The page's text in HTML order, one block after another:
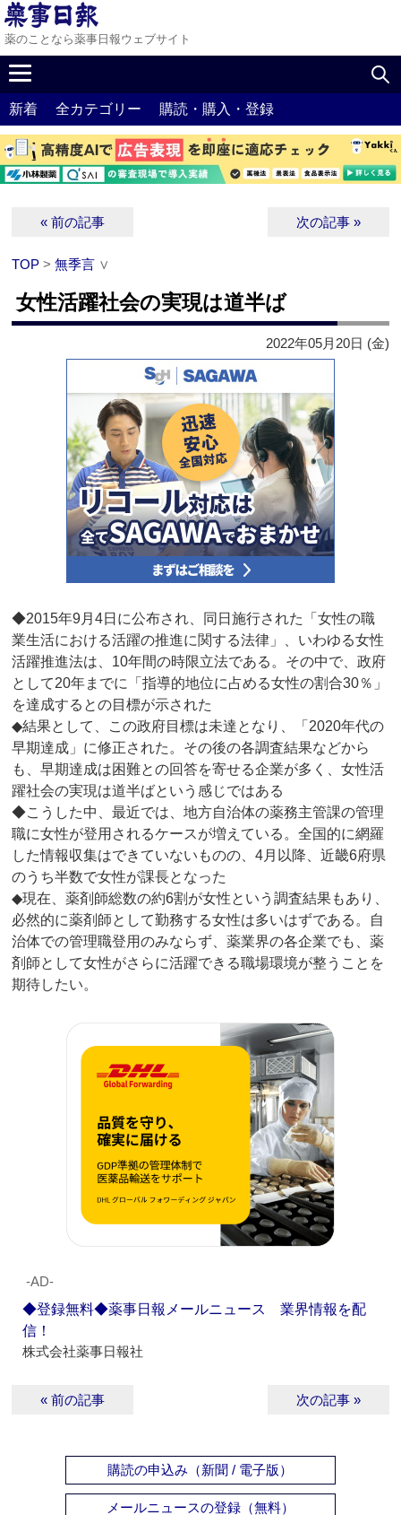
薬のことなら薬事日報ウェブサイト
新着 全カテゴリー 購読・購入・登録
« 前の記事 次の記事 »
TOP >無季言 ∨
女性活躍社会の実現は道半ば
2022年05月20日 (金)
◆2015年9月4日に公布され、同日施行された「女性の職
業生活における活躍の推進に関する法律」、いわゆる女性
活躍推進法は、10年間の時限立法である。その中で、政府
として20年までに「指導的地位に占める女性の割合30％」
を達成するとの目標が示された
◆結果として、この政府目標は未達となり、「2020年代の
早期達成」に修正された。その後の各調査結果などから
も、早期達成は困難との回答を寄せる企業が多く、女性活
躍社会の実現は道半ばという感じではある
◆こうした中、最近では、地方自治体の薬務主管課の管理
職に女性が登用されるケースが増えている。全国的に網羅
した情報収集はできていないものの、4月以降、近畿6府県
のうち半数で女性が課長となった
◆現在、薬剤師総数の約6割が女性という調査結果もあり、
必然的に薬剤師として勤務する女性は多いはずである。自
治体での管理職登用のみならず、薬業界の各企業でも、薬
剤師として女性がさらに活躍できる職場環境が整うことを
期待したい。
‐AD‐
◆登録無料◆薬事日報メールニュース 業界情報を配
信！
株式会社薬事日報社
« 前の記事 次の記事 »
購読の申込み（新聞 / 電子版）
メールニュースの登録（無料）